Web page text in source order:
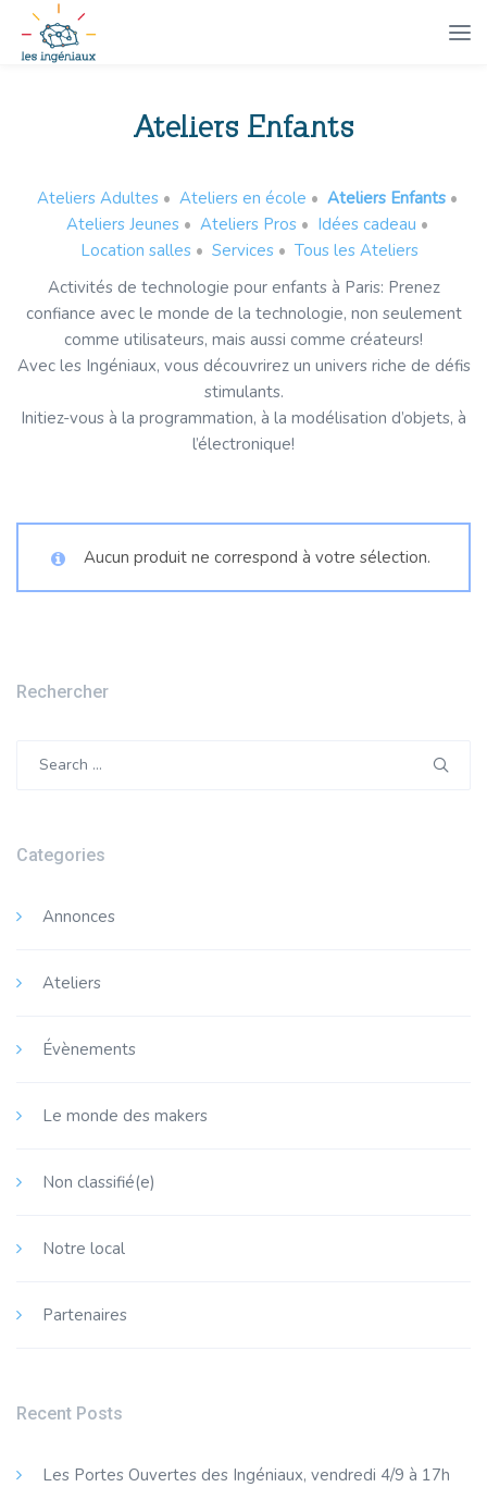
Ateliers Enfants
Ateliers Adultes • Ateliers en école • Ateliers Enfants •
Ateliers Jeunes • Ateliers Pros • Idées cadeau •
Location salles • Services • Tous les Ateliers
Activités de technologie pour enfants à Paris: Prenez
confiance avec le monde de la technologie, non seulement
comme utilisateurs, mais aussi comme créateurs!
Avec les Ingéniaux, vous découvrirez un univers riche de défis
stimulants.
Initiez-vous à la programmation, à la modélisation d’objets, à
l’électronique!
Aucun produit ne correspond à votre sélection.
Rechercher
Categories
Annonces
Ateliers
Évènements
Le monde des makers
Non classifié(e)
Notre local
Partenaires
Recent Posts
Les Portes Ouvertes des Ingéniaux, vendredi 4/9 à 17h